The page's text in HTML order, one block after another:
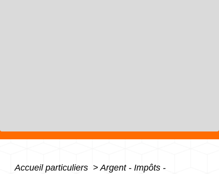
Accueil particuliers > Argent - Impôts -